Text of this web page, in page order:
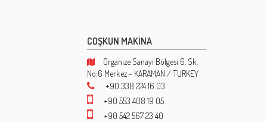
COŞKUN MAKİNA
Organize Sanayi Bölgesi 6. Sk.
No:6 Merkez - KARAMAN / TURKEY
+90 338 224 16 03
+90 553 408 19 05
+90 542 567 23 40